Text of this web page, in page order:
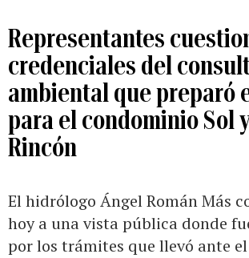
Representantes
credenciales del
ambiental que preparó
para el condominio Sol
Rincón
El hidrólogo Ángel Román Más
hoy a una vista pública donde
por los trámites que llevó ante